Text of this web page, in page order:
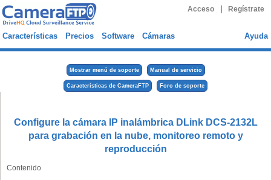
Acceso Regístrate
Características Precios Software Cámaras Ayuda
Mostrar menú de soporte Manual de servicio
Características de CameraFTP Foro de soporte
Configure la cámara IP inalámbrica DLink DCS-2132L
para grabación en la nube, monitoreo remoto y
reproducción
Contenido